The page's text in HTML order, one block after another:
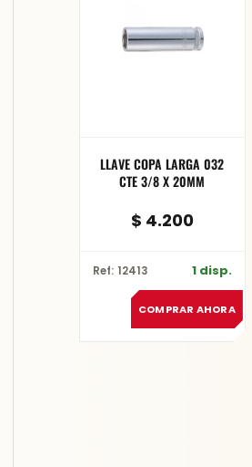
LLAVE COPA LARGA 032
CTE 3/8 X 20MM
$ 4.200
Ref: 12413 1 disp.
COMPRAR AHORA